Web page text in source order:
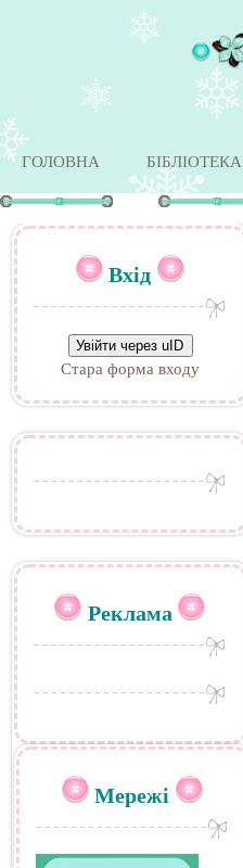
ГОЛОВНА БІБЛІОТЕКА
Вхід
Увійти через uID
Стара форма входу
Реклама
Мережі